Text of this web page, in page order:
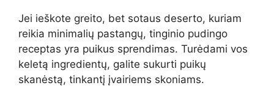
Jei ieškote greito, bet sotaus deserto, kuriam
reikia minimalių pastangų, tinginio pudingo
receptas yra puikus sprendimas. Turėdami vos
keletą ingredientų, galite sukurti puikų
skanėstą, tinkantį įvairiems skoniams.